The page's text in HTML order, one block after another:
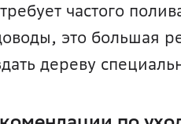
требует частого
это большая
дереву